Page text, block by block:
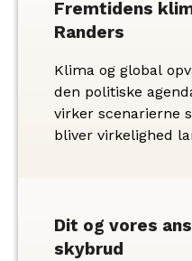
Fremtidens
Randers
Klima og global
den politiske
virker scenarierne
bliver virkelighed
omfatter flere
vandstand, vil
Dit og vores
skybrud